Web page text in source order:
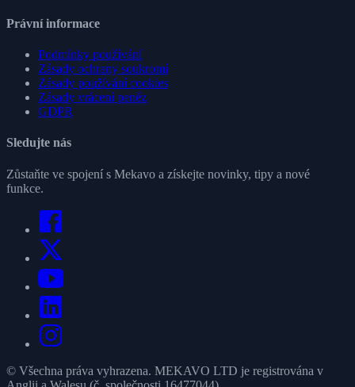
Právní informace
Podmínky používání
Zásady ochrany soukromí
Zásady používání cookies
Zásady vrácení peněz
GDPR
Sledujte nás
Zůstaňte ve spojení s Mekavo a získejte novinky, tipy a nové
funkce.
© Všechna práva vyhrazena. MEKAVO LTD je registrována v